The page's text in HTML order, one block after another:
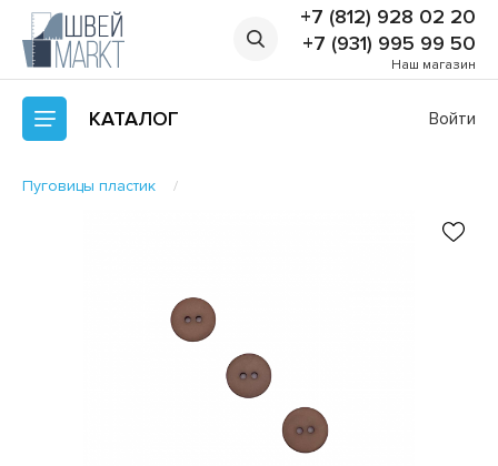
+7 (812) 928 02 20
+7 (931) 995 99 50
Наш магазин
КАТАЛОГ Войти
Пуговицы пластик